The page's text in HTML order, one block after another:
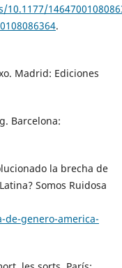
.
Madrid: Ediciones
Barcelona:
la brecha de
Somos Ruidosa
genero-america-